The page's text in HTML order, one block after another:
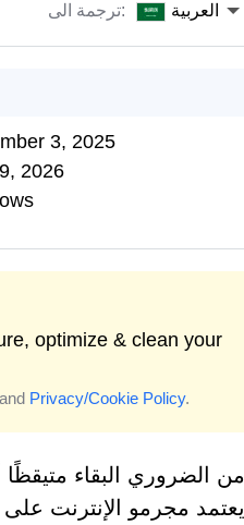
ترجمة الى: العربية
3, 2025
2026
Privacy/Cookie Policy.
من الضروري البقاء متيقظًا
يعتمد مجرمو الإنترنت